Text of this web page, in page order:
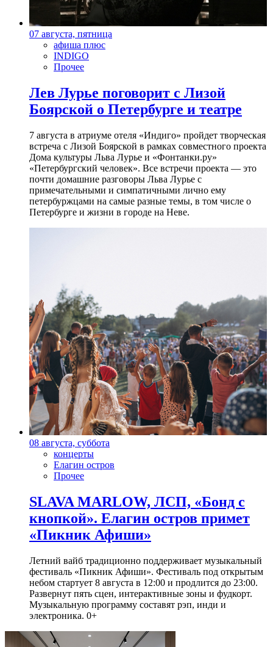
07 августа, пятница
афиша плюс
INDIGO
Прочее
Лев Лурье поговорит с Лизой
Боярской о Петербурге и театре
7 августа в атриуме отеля «Индиго» пройдет творческая
встреча с Лизой Боярской в рамках совместного проекта
Дома культуры Льва Лурье и «Фонтанки.ру»
«Петербургский человек». Все встречи проекта — это
почти домашние разговоры Льва Лурье с
примечательными и симпатичными лично ему
петербуржцами на самые разные темы, в том числе о
Петербурге и жизни в городе на Неве.
08 августа, суббота
концерты
Елагин остров
Прочее
SLAVA MARLOW, ЛСП, «Бонд с
кнопкой». Елагин остров примет
«Пикник Афиши»
Летний вайб традиционно поддерживает музыкальный
фестиваль «Пикник Афиши». Фестиваль под открытым
небом стартует 8 августа в 12:00 и продлится до 23:00.
Развернут пять сцен, интерактивные зоны и фудкорт.
Музыкальную программу составят рэп, инди и
электроника. 0+